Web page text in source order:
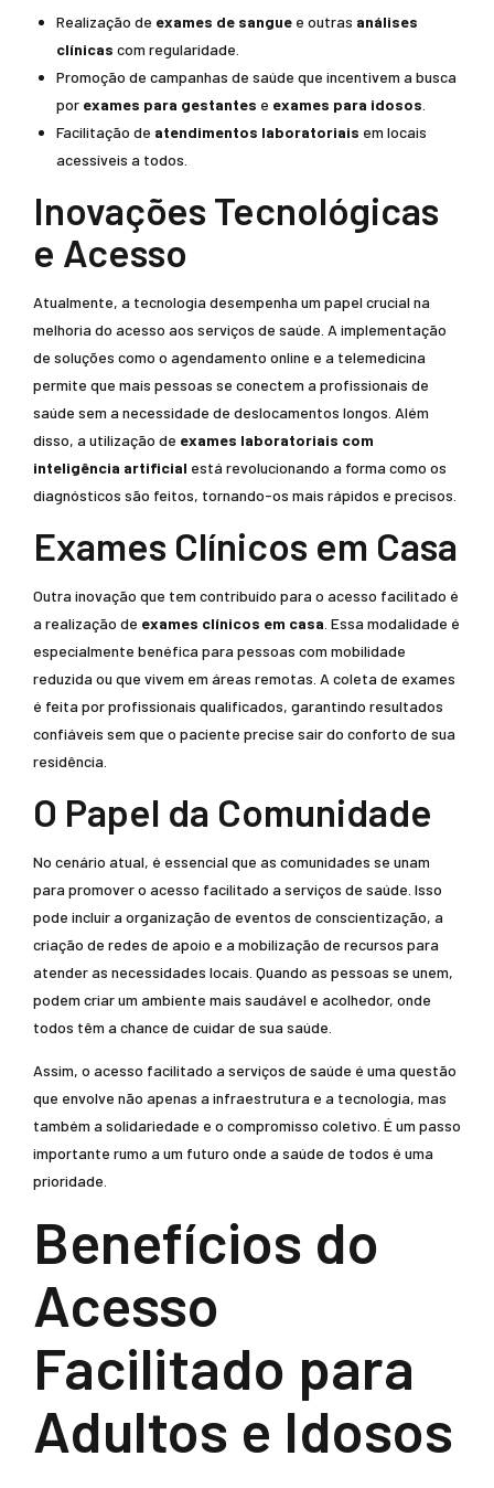
Realização de exames de sangue e outras análises
clínicas com regularidade.
Promoção de campanhas de saúde que incentivem a busca
por exames para gestantes e exames para idosos
Facilitação de atendimentos laboratoriais em locais
acessíveis a todos.
Inovações Tecnológicas
e Acesso
Atualmente, a tecnologia desempenha um papel crucial na
melhoria do acesso aos serviços de saúde. A implementação
de soluções como o agendamento online e a telemedicina
permite que mais pessoas se conectem a profissionais de
saúde sem a necessidade de deslocamentos longos. Além
disso, a utilização de exames laboratoriais com
inteligência artificial está revolucionando a forma como os
diagnósticos são feitos, tornando-os mais rápidos e precisos.
Exames Clínicos em Casa
Outra inovação que tem contribuído para o acesso facilitado é
a realização de exames clínicos em casa . Essa modalidade é
especialmente benéfica para pessoas com mobilidade
reduzida ou que vivem em áreas remotas. A coleta de exames
é feita por profissionais qualificados, garantindo resultados
confiáveis sem que o paciente precise sair do conforto de sua
residência.
O Papel da Comunidade
No cenário atual, é essencial que as comunidades se unam
para promover o acesso facilitado a serviços de saúde. Isso
pode incluir a organização de eventos de conscientização, a
criação de redes de apoio e a mobilização de recursos para
atender as necessidades locais. Quando as pessoas se unem,
podem criar um ambiente mais saudável e acolhedor, onde
todos têm a chance de cuidar de sua saúde.
Assim, o acesso facilitado a serviços de saúde é uma questão
que envolve não apenas a infraestrutura e a tecnologia, mas
também a solidariedade e o compromisso coletivo. É um passo
importante rumo a um futuro onde a saúde de todos é uma
prioridade.
Benefícios do
Acesso
Facilitado para
Adultos e Idosos